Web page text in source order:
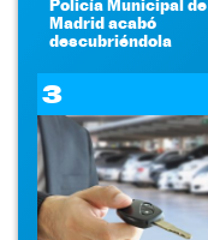
Policía Municipal de
Madrid acabó
descubriéndola
3